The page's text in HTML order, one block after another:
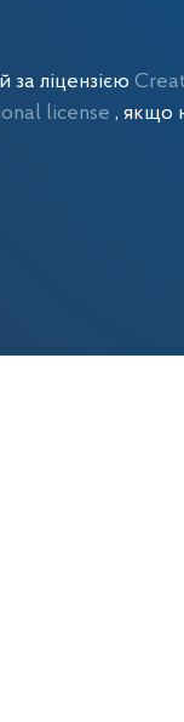
за ліцензією
license , якщо